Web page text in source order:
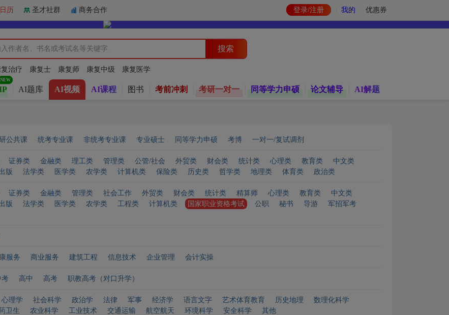
历 圣才社群 商务合作 登录/注册 我的 优惠券
搜索
复治疗 康复士 康复师 康复中级 康复医学
AI题库 AI视频 AI课程 图书 考前冲刺 考研一对一 同等学力申硕 论文辅导 AI解题
公共课 统考专业课 非统考专业课 专业硕士 同等学力申硕 考博 一对一/复试调剂
证券类 金融类 理工类 管理类 公管/社会 外贸类 财会类 统计类 心理类 教育类
中文类
版 法学类 医学类 农学类 计算机类 保险类 历史类 哲学类 地理类 体育类 政治类
证券类 金融类 管理类 社会工作 外贸类 财会类 统计类 精算师 心理类 教育类
中文类
版 法学类 医学类 农学类 工程类 计算机类 国家职业资格考试 公职 秘书 导游
军招军考
服务 商业服务 建筑工程 信息技术 企业管理 会计实操
考 高中 高考 职教高考（对口升学）
心理学 社会科学 政治学 法律 军事 经济学 语言文字 艺术体育教育 历史地理
数理化科学
卫生 农业科学 工业技术 交通运输 航空航天 环境科学 安全科学 其他